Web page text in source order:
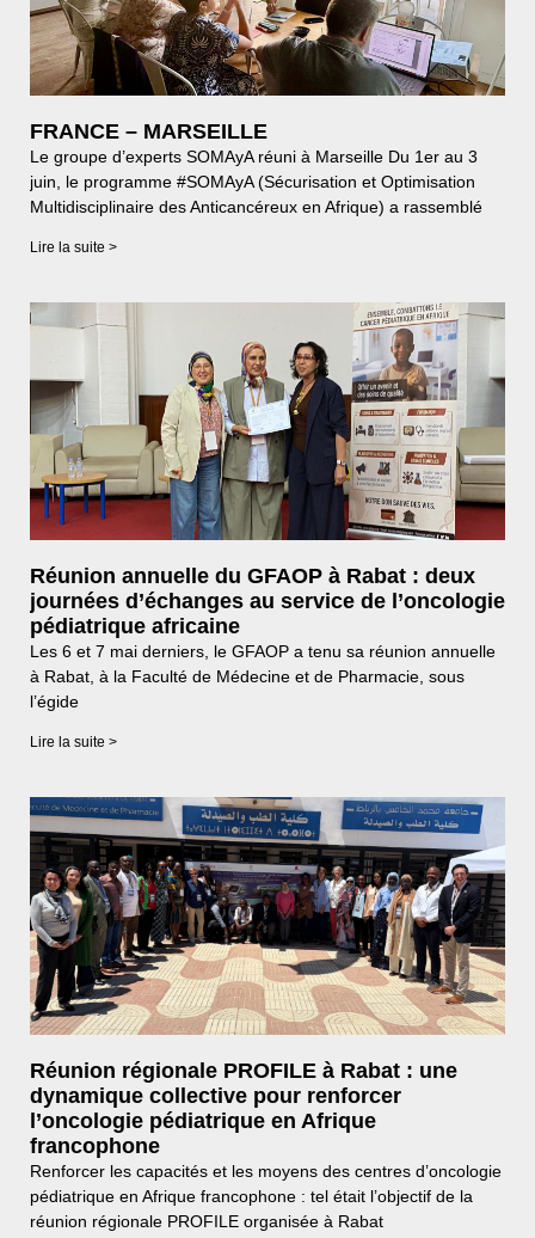
FRANCE – MARSEILLE
Le groupe d’experts SOMAyA réuni à Marseille Du 1er au 3
juin, le programme #SOMAyA (Sécurisation et Optimisation
Multidisciplinaire des Anticancéreux en Afrique) a rassemblé
Lire la suite >
Réunion annuelle du GFAOP à Rabat : deux
journées d’échanges au service de l’oncologie
pédiatrique africaine
Les 6 et 7 mai derniers, le GFAOP a tenu sa réunion annuelle
à Rabat, à la Faculté de Médecine et de Pharmacie, sous
l’égide
Lire la suite >
Réunion régionale PROFILE à Rabat : une
dynamique collective pour renforcer
l’oncologie pédiatrique en Afrique
francophone
Renforcer les capacités et les moyens des centres d’oncologie
pédiatrique en Afrique francophone : tel était l’objectif de la
réunion régionale PROFILE organisée à Rabat